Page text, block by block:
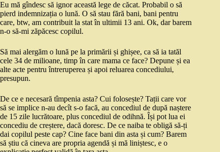
Eu mă gîndesc să ignor această lege de căcat. Probabil o să
pierd indemnizația o lună. O să stau fără bani, bani pentru
care, btw, am contribuit la stat în ultimii 13 ani. Ok, dar barem
n-o să-mi zăpăcesc copilul.
Să mai alergăm o lună pe la primării și ghișee, ca să ia tatăl
cele 34 de milioane, timp în care mama ce face? Depune și ea
alte acte pentru întreruperea și apoi reluarea concediului,
presupun.
De ce e necesară tîmpenia asta? Cui folosește? Tații care vor
să se implice n-au decît s-o facă, au concediul de după naștere
de 15 zile lucrătoare, plus concediul de odihnă. Își pot lua ei
concediu de creștere, dacă doresc. De ce naiba te obligă să-ți
dai copilul peste cap? Cine face bani din asta și cum? Barem
să știu că cineva are propria agendă și mă liniștesc, e o